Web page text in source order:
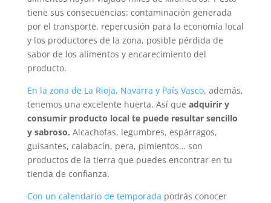
tiene sus consecuencias: contaminación generada
por el transporte, repercusión para la economía local
y los productores de la zona, posible pérdida de
sabor de los alimentos y encarecimiento del
producto.
En la zona de La Rioja, Navarra y País Vasco, además,
tenemos una excelente huerta. Así que adquirir y
consumir producto local te puede resultar sencillo
y sabroso. Alcachofas, legumbres, espárragos,
guisantes, calabacín, pera, pimientos… son
productos de la tierra que puedes encontrar en tu
tienda de confianza.
Con un calendario de temporada podrás conocer